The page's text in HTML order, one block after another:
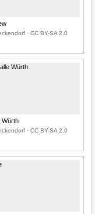
· CC BY-SA 2.0
Würth
· CC BY-SA 2.0